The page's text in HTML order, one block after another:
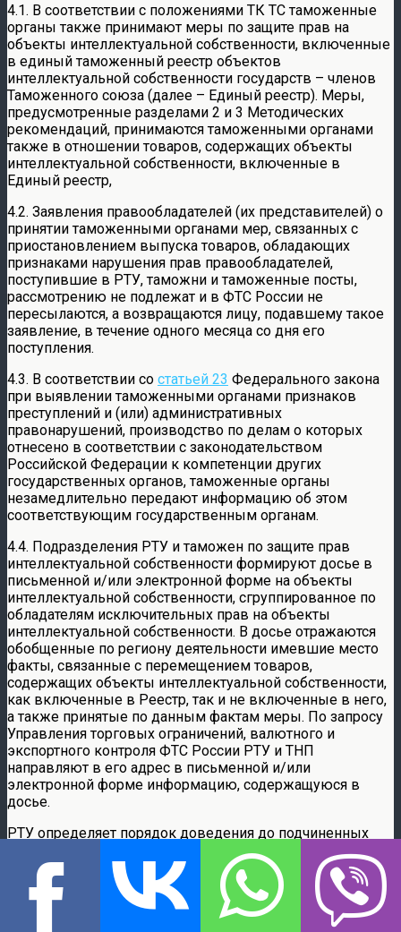
4.1. В соответствии с положениями ТК ТС таможенные
органы также принимают меры по защите прав на
объекты интеллектуальной собственности, включенные
в единый таможенный реестр объектов
интеллектуальной собственности государств – членов
Таможенного союза (далее – Единый реестр). Меры,
предусмотренные разделами 2 и 3 Методических
рекомендаций, принимаются таможенными органами
также в отношении товаров, содержащих объекты
интеллектуальной собственности, включенные в
Единый реестр,
4.2. Заявления правообладателей (их представителей) о
принятии таможенными органами мер, связанных с
приостановлением выпуска товаров, обладающих
признаками нарушения прав правообладателей,
поступившие в РТУ, таможни и таможенные посты,
рассмотрению не подлежат и в ФТС России не
пересылаются, а возвращаются лицу, подавшему такое
заявление, в течение одного месяца со дня его
поступления.
4.3. В соответствии со статьей 23 Федерального закона
при выявлении таможенными органами признаков
преступлений и (или) административных
правонарушений, производство по делам о которых
отнесено в соответствии с законодательством
Российской Федерации к компетенции других
государственных органов, таможенные органы
незамедлительно передают информацию об этом
соответствующим государственным органам.
4.4. Подразделения РТУ и таможен по защите прав
интеллектуальной собственности формируют досье в
письменной и/или электронной форме на объекты
интеллектуальной собственности, сгруппированное по
обладателям исключительных прав на объекты
интеллектуальной собственности. В досье отражаются
обобщенные по региону деятельности имевшие место
факты, связанные с перемещением товаров,
содержащих объекты интеллектуальной собственности,
как включенные в Реестр, так и не включенные в него,
а также принятые по данным фактам меры. По запросу
Управления торговых ограничений, валютного и
экспортного контроля ФТС России РТУ и ТНП
направляют в его адрес в письменной и/или
электронной форме информацию, содержащуюся в
досье.
РТУ определяет порядок доведения до подчиненных
таможенных органов, включая таможенные посты,
обобщенной информации о фактах, связанных с
приостановлением выпуска товаров в регионе их
деятельности, в электронной форме.